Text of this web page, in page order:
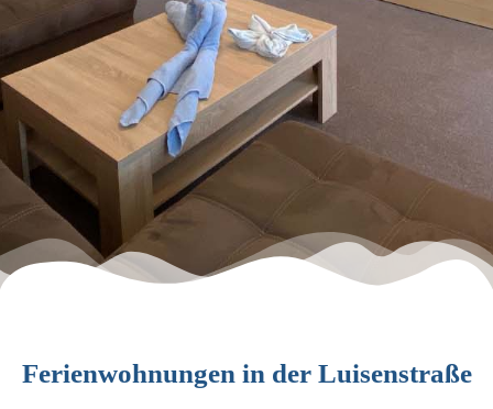
Ferienwohnungen in der Luisenstraße